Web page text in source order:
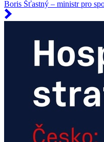
Boris Šťastný – ministr pro